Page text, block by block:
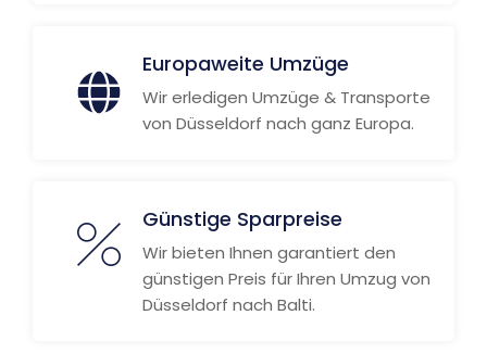
Europaweite Umzüge
Wir erledigen Umzüge & Transporte
von Düsseldorf nach ganz Europa.
Günstige Sparpreise
Wir bieten Ihnen garantiert den
günstigen Preis für Ihren Umzug von
Düsseldorf nach Balti.